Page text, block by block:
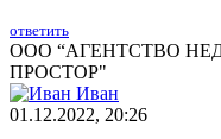
ответить
ООО “АГЕНТСТВО
ПРОСТОР"
Иван
01.12.2022, 20:26